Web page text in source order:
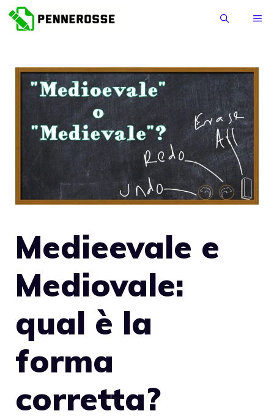
Vai
Medieevale e
Mediovale:
qual è la
forma
corretta?